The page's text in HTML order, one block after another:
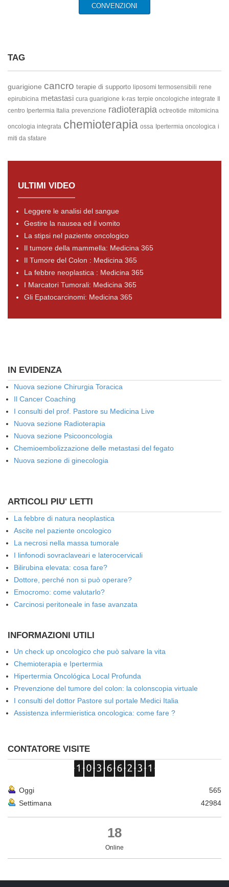
CONVENZIONI
TAG
guarigione cancro terapie di supporto liposomi termosensibili rene
epirubicina metastasi cura guarigione k-ras terpie oncologiche integrate
centro Ipertermia Italia prevenzione radioterapia octreotide mitomicina
oncologia integrata chemioterapia ossa Ipertermia oncologica i
miti da sfatare
ULTIMI VIDEO
Leggere le analisi del sangue
Gestire la nausea ed il vomito
La stipsi nel paziente oncologico
Il tumore della mammella: Medicina 365
Il Tumore del Colon : Medicina 365
La febbre neoplastica : Medicina 365
I Marcatori Tumorali: Medicina 365
Gli Epatocarcinomi: Medicina 365
IN EVIDENZA
Nuova sezione Chirurgia Toracica
Il Cancer Coaching
I consulti del prof. Pastore su Medicina Live
Nuova sezione Radioterapia
Nuova sezione Psicooncologia
Chemioembolizzazione delle metastasi del fegato
Nuova sezione di ginecologia
ARTICOLI PIU' LETTI
La febbre di natura neoplastica
Ascite nel paziente oncologico
La necrosi nella massa tumorale
I linfonodi sovraclaveari e laterocervicali
Bilirubina elevata: cosa fare?
Dottore, perché non si può operare?
Emocromo: come valutarlo?
Carcinosi peritoneale in fase avanzata
INFORMAZIONI UTILI
Un check up oncologico che può salvare la vita
Chemioterapia e Ipertermia
Hipertermia Oncológica Local Profunda
Prevenzione del tumore del colon: la colonscopia virtuale
I consulti del dottor Pastore sul portale Medici Italia
Assistenza infermieristica oncologica: come fare ?
CONTATORE VISITE
Oggi
565
Settimana
42984
18
Online